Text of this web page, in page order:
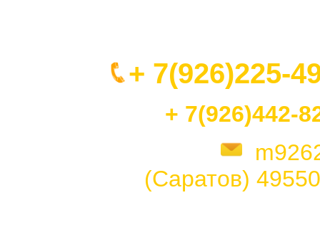
+ 7(926)225-
+ 7(926)442-
(Саратов)